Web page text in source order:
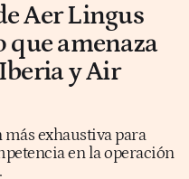
Aer Lingus
que amenaza
y Air
exhaustiva para
en la operación